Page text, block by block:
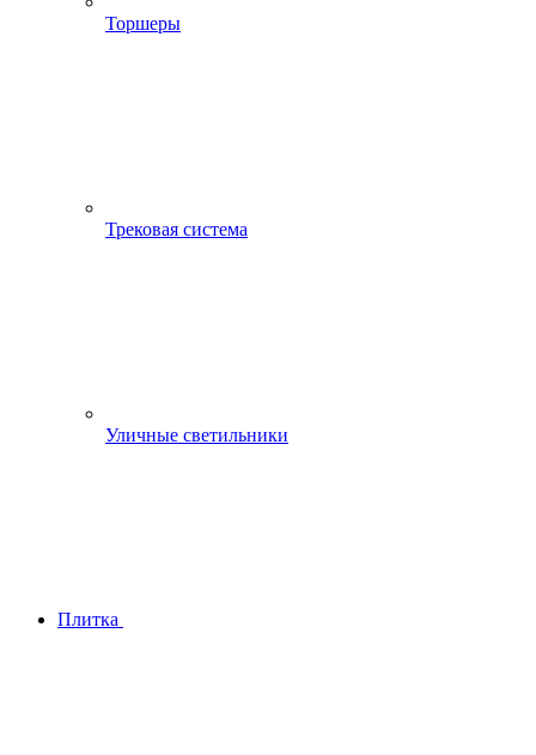
Торшеры
Трековая система
Уличные светильники
Плитка